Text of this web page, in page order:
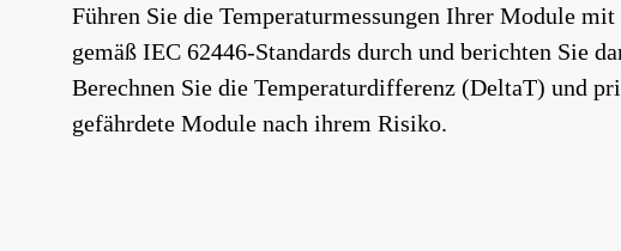
Führen Sie die Temperaturmessungen Ihrer Module
gemäß IEC 62446-Standards durch und berichten Sie
Berechnen Sie die Temperaturdifferenz (DeltaT) und
gefährdete Module nach ihrem Risiko.